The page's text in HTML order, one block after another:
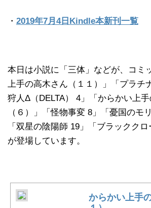
・ 2019年7月4日Kindle本新刊一覧
本日は小説に「三体」などが、コミ
上手の高木さん（１１）」「プラチ
狩人Δ（DELTA） 4」「からかい上
（６）」「怪物事変 8」「憂国のモ
「双星の陰陽師 19」「ブラックク
が登場しています。
からかい上手